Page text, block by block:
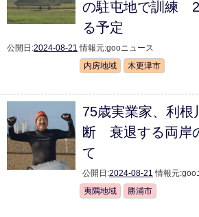
の駐屯地で訓練
る予定
公開日:2024-08-21 情報元:gooニュース
内房地域
木更津市
75歳実業家、利根
断 衰退する両岸
て
公開日:2024-08-21 情報元:goo
夷隅地域
勝浦市